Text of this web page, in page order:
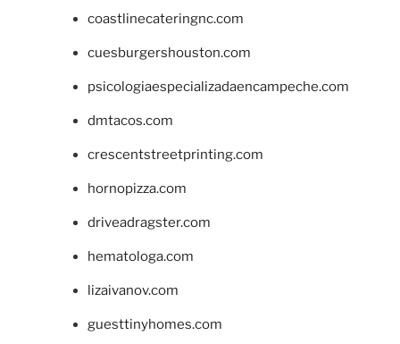
coastlinecateringnc.com
cuesburgershouston.com
psicologiaespecializadaencampeche.com
dmtacos.com
crescentstreetprinting.com
hornopizza.com
driveadragster.com
hematologa.com
lizaivanov.com
guesttinyhomes.com